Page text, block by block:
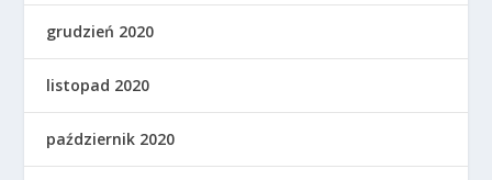
grudzień 2020
listopad 2020
październik 2020